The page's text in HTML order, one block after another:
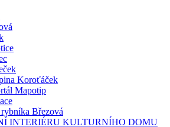
Koroťáček
Mapotip
Březová
INTERIÉRU KULTURNÍHO DOMU